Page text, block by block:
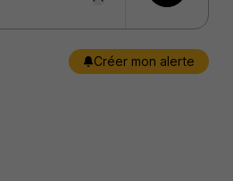
Créer mon alerte